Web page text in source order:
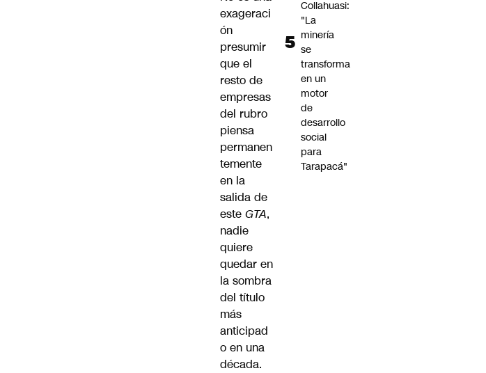
exageraci
ón
presumir
que el
resto de
empresas
del rubro
piensa
permanen
temente
en la
salida de
este GTA,
nadie
quiere
quedar en
la sombra
del título
más
anticipad
o en una
década.
Collahuasi:
"La
minería
se
transforma
en un
motor
de
desarrollo
social
para
Tarapacá"